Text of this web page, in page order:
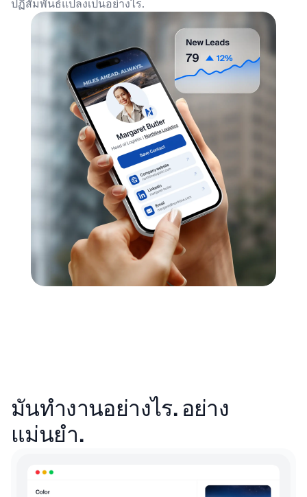
ปฏิสัมพันธ์แปลงเป็นอย่างไร.
มันทำงานอย่างไร. อย่าง
แม่นยำ.